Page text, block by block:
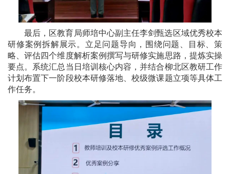
最后，区教育局师培中心副主任李剑甄选区域优秀校本
研修案例拆解展示。立足问题导向，围绕问题、目标、策
略、评估四个维度解析案例撰写与研修实施思路，提炼实操
要点。系统汇总当日培训核心内容，并结合柳北区教研工作
计划布置下一阶段校本研修落地、校级微课题立项等具体工
作任务。